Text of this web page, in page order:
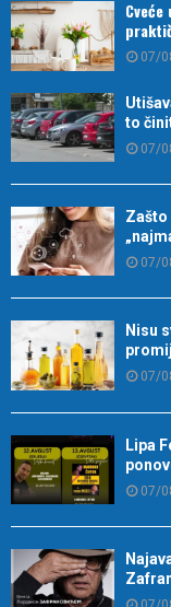
07/
to
07/
Zašto
07/
Nisu
07/
Lipa
07/